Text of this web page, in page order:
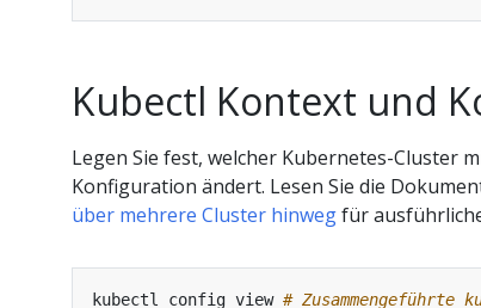
Kubectl Kontext und
Legen Sie fest, welcher Kubernetes-Cluster
Konfiguration ändert. Lesen Sie die
über mehrere Cluster hinwegfür
kubectl config view # Zusammengeführte